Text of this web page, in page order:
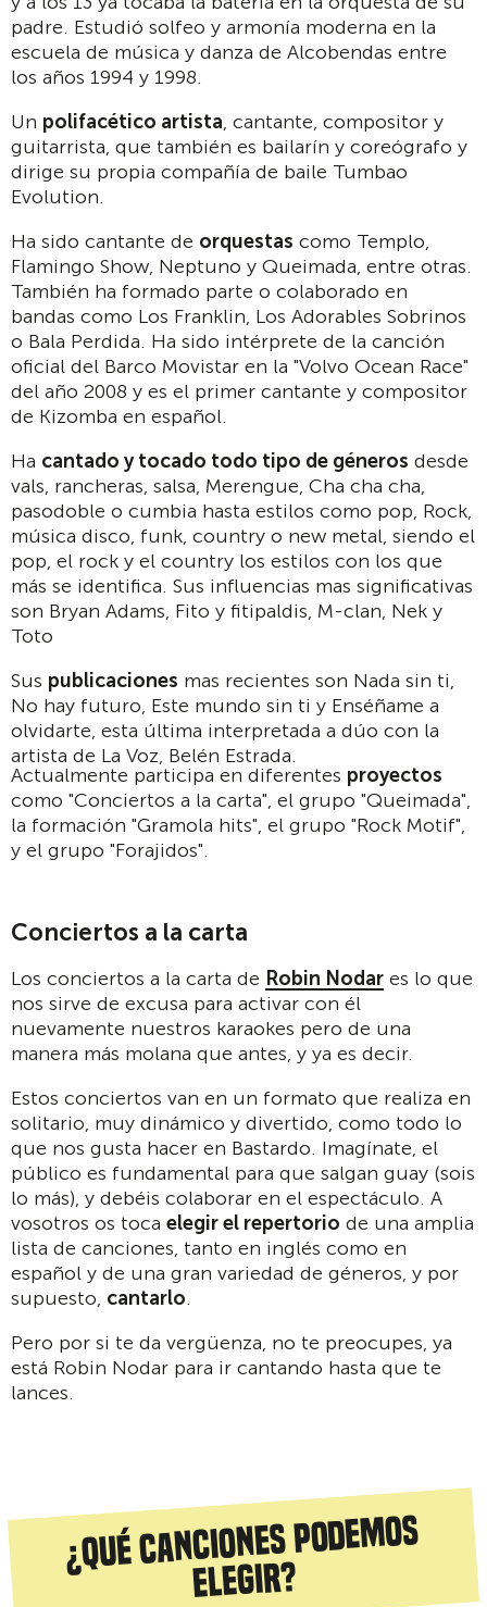
padre. Estudió solfeo y armonía moderna en la
escuela de música y danza de Alcobendas entre
los años 1994 y 1998.
Un polifacético artista, cantante, compositor y
guitarrista, que también es bailarín y coreógrafo y
dirige su propia compañía de baile Tumbao
Evolution.
Ha sido cantante de orquestas como Templo,
Flamingo Show, Neptuno y Queimada, entre otras.
También ha formado parte o colaborado en
bandas como Los Franklin, Los Adorables Sobrinos
o Bala Perdida. Ha sido intérprete de la canción
oficial del Barco Movistar en la "Volvo Ocean Race"
del año 2008 y es el primer cantante y compositor
de Kizomba en español.
Ha cantado y tocado todo tipo de géneros desde
vals, rancheras, salsa, Merengue, Cha cha cha,
pasodoble o cumbia hasta estilos como pop, Rock,
música disco, funk, country o new metal, siendo el
pop, el rock y el country los estilos con los que
más se identifica. Sus influencias mas significativas
son Bryan Adams, Fito y fitipaldis, M-clan, Nek y
Toto
Sus publicaciones mas recientes son Nada sin ti,
No hay futuro, Este mundo sin ti y Enséñame a
olvidarte, esta última interpretada a dúo con la
artista de La Voz, Belén Estrada.
Actualmente participa en diferentes proyectos
como "Conciertos a la carta", el grupo "Queimada",
la formación "Gramola hits", el grupo "Rock Motif",
y el grupo "Forajidos".
Conciertos a la carta
Los conciertos a la carta de Robin Nodar es lo que
nos sirve de excusa para activar con él
nuevamente nuestros karaokes pero de una
manera más molana que antes, y ya es decir.
Estos conciertos van en un formato que realiza en
solitario, muy dinámico y divertido, como todo lo
que nos gusta hacer en Bastardo. Imagínate, el
público es fundamental para que salgan guay (sois
lo más), y debéis colaborar en el espectáculo. A
vosotros os toca elegir el repertorio de una amplia
lista de canciones, tanto en inglés como en
español y de una gran variedad de géneros, y por
supuesto, cantarlo.
Pero por si te da vergüenza, no te preocupes, ya
está Robin Nodar para ir cantando hasta que te
lances.
¿Qué canciones podemos
elegir?